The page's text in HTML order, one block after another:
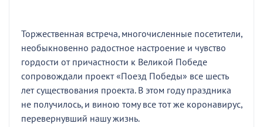
Торжественная встреча, многочисленные посетители,
необыкновенно радостное настроение и чувство
гордости от причастности к Великой Победе
сопровождали проект «Поезд Победы» все шесть
лет существования проекта. В этом году праздника
не получилось, и виною тому все тот же коронавирус,
перевернувший нашу жизнь.